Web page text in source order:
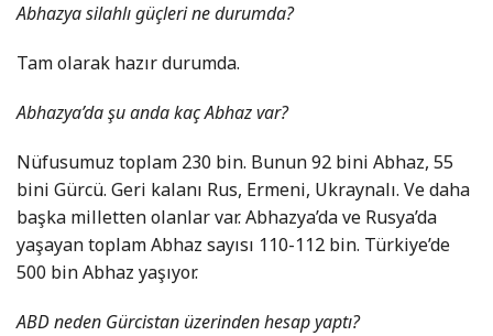
Abhazya silahlı güçleri ne durumda?
Tam olarak hazır durumda.
Abhazya’da şu anda kaç Abhaz var?
Nüfusumuz toplam 230 bin. Bunun 92 bini Abhaz, 55
bini Gürcü. Geri kalanı Rus, Ermeni, Ukraynalı. Ve daha
başka milletten olanlar var. Abhazya’da ve Rusya’da
yaşayan toplam Abhaz sayısı 110-112 bin. Türkiye’de
500 bin Abhaz yaşıyor.
ABD neden Gürcistan üzerinden hesap yaptı?